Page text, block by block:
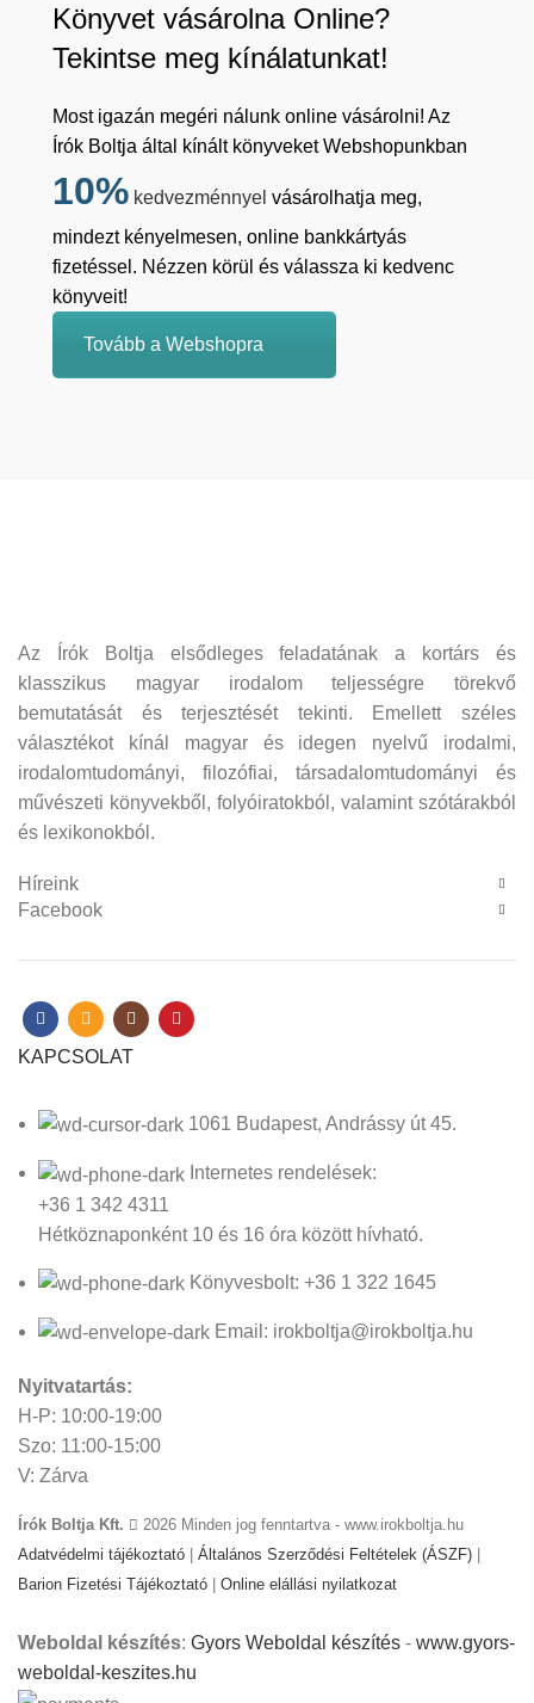
Könyvet vásárolna Online?
Tekintse meg kínálatunkat!
Most igazán megéri nálunk online vásárolni! Az
Írók Boltja által kínált könyveket Webshopunkban
10% kedvezménnyel vásárolhatja meg,
mindezt kényelmesen, online bankkártyás
fizetéssel. Nézzen körül és válassza ki kedvenc
könyveit!
Tovább a Webshopra
Az Írók Boltja elsődleges feladatának a kortárs és
klasszikus magyar irodalom teljességre törekvő
bemutatását és terjesztését tekinti. Emellett széles
választékot kínál magyar és idegen nyelvű irodalmi,
irodalomtudományi, filozófiai, társadalomtudományi és
művészeti könyvekből, folyóiratokból, valamint szótárakból
és lexikonokból.
Híreink
Facebook
KAPCSOLAT
1061 Budapest, Andrássy út 45.
Internetes rendelések:
+36 1 342 4311
Hétköznaponként 10 és 16 óra között hívható.
Könyvesbolt: +36 1 322 1645
Email: irokboltja@irokboltja.hu
Nyitvatartás:
H-P: 10:00-19:00
Szo: 11:00-15:00
V: Zárva
Írók Boltja Kft.
2026 Minden jog fenntartva - www.irokboltja.hu
Adatvédelmi tájékoztató
Általános Szerződési Feltételek (ÁSZF)
Barion Fizetési Tájékoztató
Online elállási nyilatkozat
Weboldal készítés: Gyors Weboldal készítés - www.gyors-
weboldal-keszites.hu